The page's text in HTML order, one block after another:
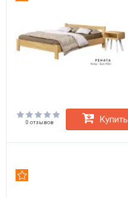
0 отзывов Купить